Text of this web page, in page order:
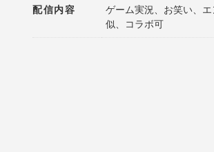
配信内容
ゲーム実況、お笑い、
似、コラボ可